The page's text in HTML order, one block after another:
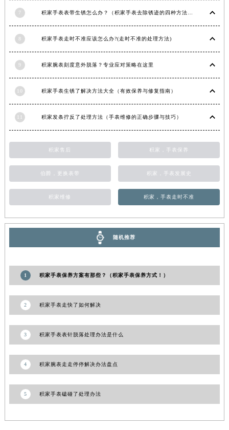
7 积家手表表带生锈怎么办？（积家手表去除锈迹的四种方法）
积家手表走时不准应该怎么办?(走时不准的处理方法)
9 积家腕表刻度意外脱落？专业应对策略在这里
积家手表生锈了解决方法大全（有效保养与修复指南）
积家发条拧反了处理方法（手表维修的正确步骤与技巧）
积家售后 积家，手表保养
伯爵，更换表带 积家，手表发展史
积家维修 积家，手表走时不准
随机推荐
1 积家手表保养方案有那些？（积家手表保养方式！）
2 积家手表走快了如何解决
3 积家手表表针脱落处理办法是什么
4 积家腕表走走停停解决办法盘点
5 积家手表磕碰了处理办法